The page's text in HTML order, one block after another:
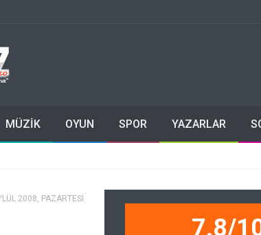
MÜZİK OYUN SPOR YAZARLAR
2008, PAZARTESİ
7.8/